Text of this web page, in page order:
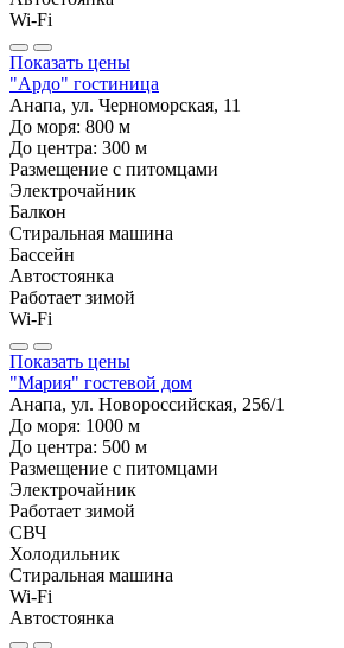
Wi-Fi
Показать цены
"Ардо" гостиница
Анапа, ул. Черноморская, 11
До моря: 800 м
До центра: 300 м
Размещение с питомцами
Электрочайник
Балкон
Стиральная машина
Бассейн
Автостоянка
Работает зимой
Wi-Fi
Показать цены
"Мария" гостевой дом
Анапа, ул. Новороссийская, 256/1
До моря: 1000 м
До центра: 500 м
Размещение с питомцами
Электрочайник
Работает зимой
СВЧ
Холодильник
Стиральная машина
Wi-Fi
Автостоянка